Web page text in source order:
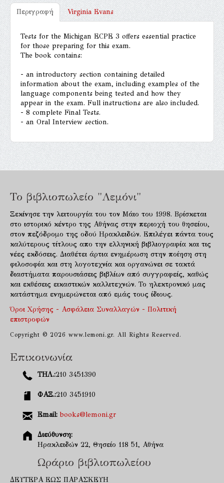
Περιγραφή Virginia Evans
Tests for the Michigan ECPE 3 offers essential practice
for those preparing for this exam.
The book contains:
- an introductory section containing detailed
information about the exam, including examples of the
language components being tested and how they
appear in the exam. Full instructions are also included.
- 8 complete Final Tests.
- an Oral Interview section.
Το βιβλιοπωλείο "Λεμόνι"
Ξεκίνησε την λειτουργία του τον Μάιο του 1998. Βρίσκεται
στο ιστορικό κέντρο της Αθήνας στην περιοχή του θησείου,
στον πεζόδρομο της οδού Ηρακλειδών. Επιλέγει πάντα τους
καλύτερους τίτλους απο την ελληνική βιβλιογραφία και τις
νέες εκδόσεις. Διαθέτει άρτια ενημέρωση στην ποίηση στη
φιλοσοφία και στη λογοτεχνία και οργανώνει σε τακτά
διαστήματα παρουσιάσεις βιβλίων από συγγραφείς, καθώς
και εκθέσεις εικαστικών καλλιτεχνών. Το ηλεκτρονικό μας
κατάστημα ενημερώνεται από εμάς τους ίδιους.
Όροι Χρήσης - Ασφάλεια Συναλλαγών - Πολιτική
επιστροφών
Copyright © 2026 www.lemoni.gr. All Rights Reserved.
Επικοινωνία
ΤΗΛ.:210 3451390
ΦΑΞ.:210 3451910
Email: books@lemoni.gr
Διεύθυνση:
Ηρακλειδών 22, Θησείο 118 51, Αθήνα
Ωράριο βιβλιοπωλείου
ΔΕΥΤΕΡΑ ΕΩΣ ΠΑΡΑΣΚΕΥΗ